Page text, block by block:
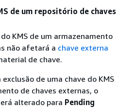
de um repositório de chaves
KMS de um armazenamento
não afetará a chave externa
de chave.
de uma chave do KMS
de chaves externas, o
alterado para Pending